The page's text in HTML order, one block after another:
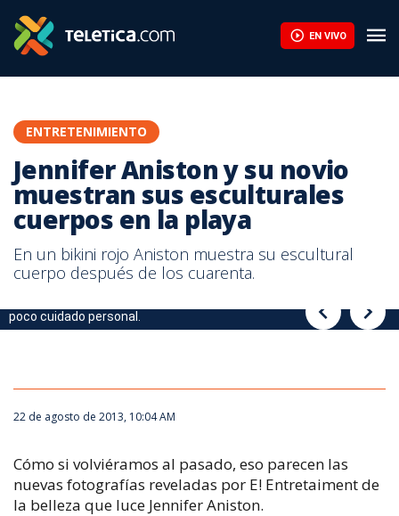
EN VIVO
ENTRETENIMIENTO
Jennifer Aniston y su novio
muestran sus esculturales
cuerpos en la playa
En un bikini rojo Aniston muestra su escultural
cuerpo después de los cuarenta.
poco cuidado personal.
22 de agosto de 2013, 10:04 AM
Cómo si volviéramos al pasado, eso parecen las
nuevas fotografías reveladas por E! Entretaiment de
la belleza que luce Jennifer Aniston.